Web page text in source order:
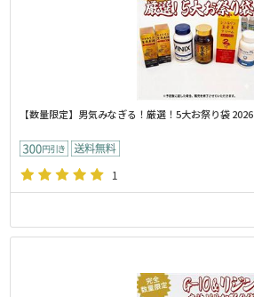
【数量限定】男気みなぎる！厳選！5大お祭り袋 2026
1